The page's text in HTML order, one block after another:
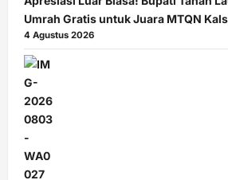
Umrah Gratis untuk Juara MTQN
4 Agustus 2026